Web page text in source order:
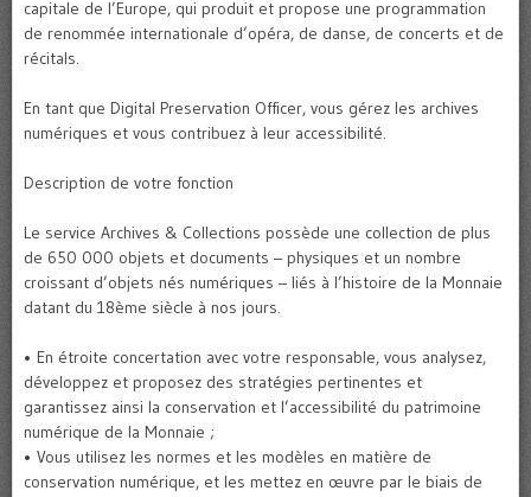
capitale de l’Europe, qui produit et propose une programmation
de renommée internationale d’opéra, de danse, de concerts et de
récitals.
En tant que Digital Preservation Officer, vous gérez les archives
numériques et vous contribuez à leur accessibilité.
Description de votre fonction
Le service Archives & Collections possède une collection de plus
de 650 000 objets et documents – physiques et un nombre
croissant d’objets nés numériques – liés à l’histoire de la Monnaie
datant du 18ème siècle à nos jours.
• En étroite concertation avec votre responsable, vous analysez,
développez et proposez des stratégies pertinentes et
garantissez ainsi la conservation et l’accessibilité du patrimoine
numérique de la Monnaie ;
• Vous utilisez les normes et les modèles en matière de
conservation numérique, et les mettez en œuvre par le biais de